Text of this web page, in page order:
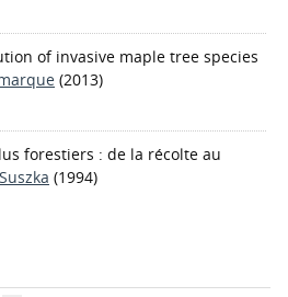
of invasive maple tree species
(2013)
forestiers : de la récolte au
(1994)